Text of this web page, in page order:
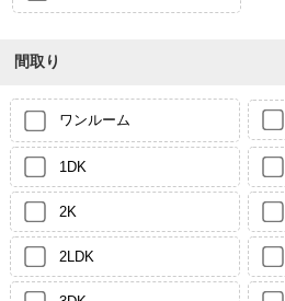
間取り
ワンルーム
1DK
2K
2LDK